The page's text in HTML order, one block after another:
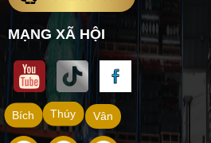
MẠNG XÃ HỘI
Vân
Thúy
Bích